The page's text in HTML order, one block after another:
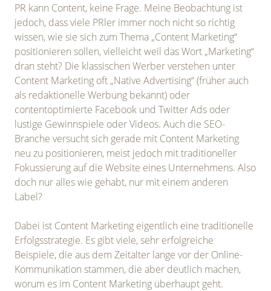
PR kann Content, keine Frage. Meine Beobachtung ist
jedoch, dass viele PRler immer noch nicht so richtig
wissen, wie sie sich zum Thema „Content Marketing“
positionieren sollen, vielleicht weil das Wort „Marketing“
dran steht? Die klassischen Werber verstehen unter
Content Marketing oft „Native Advertising“ (früher auch
als redaktionelle Werbung bekannt) oder
contentoptimierte Facebook und Twitter Ads oder
lustige Gewinnspiele oder Videos. Auch die SEO-
Branche versucht sich gerade mit Content Marketing
neu zu positionieren, meist jedoch mit traditioneller
Fokussierung auf die Website eines Unternehmens. Also
doch nur alles wie gehabt, nur mit einem anderen
Label?
Dabei ist Content Marketing eigentlich eine traditionelle
Erfolgsstrategie. Es gibt viele, sehr erfolgreiche
Beispiele, die aus dem Zeitalter lange vor der Online-
Kommunikation stammen, die aber deutlich machen,
worum es im Content Marketing überhaupt geht.